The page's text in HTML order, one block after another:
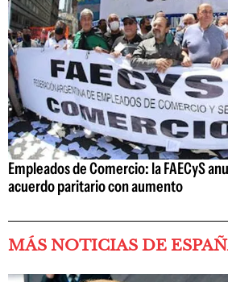
Empleados de Comercio: la FAECyS
acuerdo paritario con aumento
MÁS NOTICIAS DE